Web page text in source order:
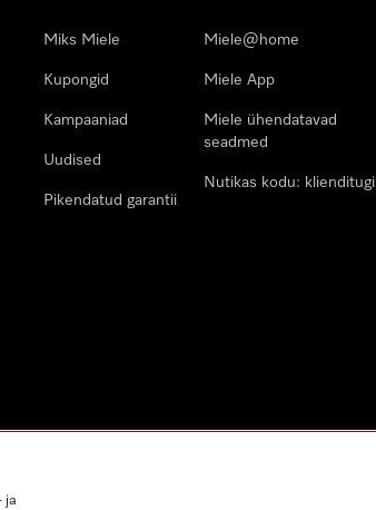
Miks Miele
Kupongid
Kampaaniad
Uudised
Pikendatud garantii
Miele@home
Miele App
Miele ühendatavad
seadmed
Nutikas kodu: klienditugi
ja